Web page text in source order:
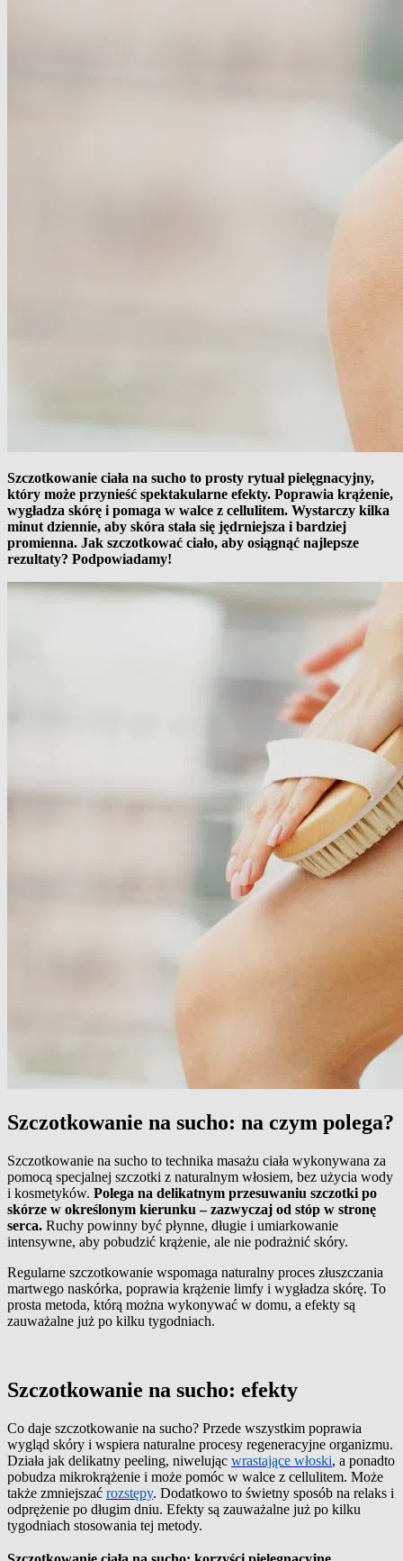
Szczotkowanie ciała na sucho to prosty rytuał pielęgnacyjny,
który może przynieść spektakularne efekty. Poprawia krążenie,
wygładza skórę i pomaga w walce z cellulitem. Wystarczy kilka
minut dziennie, aby skóra stała się jędrniejsza i bardziej
promienna. Jak szczotkować ciało, aby osiągnąć najlepsze
rezultaty? Podpowiadamy!
Szczotkowanie na sucho: na czym polega?
Szczotkowanie na sucho to technika masażu ciała wykonywana za
pomocą specjalnej szczotki z naturalnym włosiem, bez użycia wody
i kosmetyków. Polega na delikatnym przesuwaniu szczotki po
skórze w określonym kierunku – zazwyczaj od stóp w stronę
serca. Ruchy powinny być płynne, długie i umiarkowanie
intensywne, aby pobudzić krążenie, ale nie podrażnić skóry.
Regularne szczotkowanie wspomaga naturalny proces złuszczania
martwego naskórka, poprawia krążenie limfy i wygładza skórę. To
prosta metoda, którą można wykonywać w domu, a efekty są
zauważalne już po kilku tygodniach.
Szczotkowanie na sucho: efekty
Co daje szczotkowanie na sucho? Przede wszystkim poprawia
wygląd skóry i wspiera naturalne procesy regeneracyjne organizmu.
Działa jak delikatny peeling, niwelując wrastające włoski, a ponadto
pobudza mikrokrążenie i może pomóc w walce z cellulitem. Może
także zmniejszać rozstępy. Dodatkowo to świetny sposób na relaks i
odprężenie po długim dniu. Efekty są zauważalne już po kilku
tygodniach stosowania tej metody.